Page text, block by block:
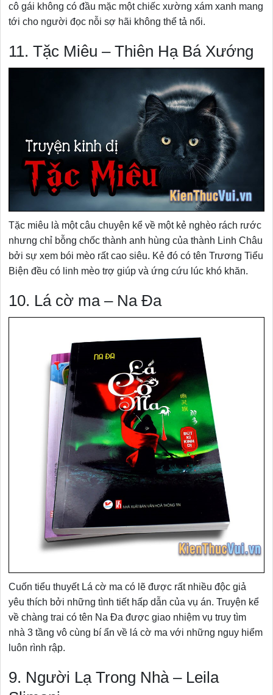
cô gái không có đầu mặc một chiếc xường xám xanh mang
tới cho người đọc nỗi sợ hãi không thể tả nổi.
11. Tặc Miêu – Thiên Hạ Bá Xướng
Tặc miêu là một câu chuyện kể về một kẻ nghèo rách rước
nhưng chỉ bỗng chốc thành anh hùng của thành Linh Châu
bởi sự xem bói mèo rất cao siêu. Kẻ đó có tên Trương Tiểu
Biện đều có linh mèo trợ giúp và ứng cứu lúc khó khăn.
10. Lá cờ ma – Na Đa
Cuốn tiểu thuyết Lá cờ ma có lẽ được rất nhiều độc giả
yêu thích bởi những tình tiết hấp dẫn của vụ án. Truyện kể
về chàng trai có tên Na Đa được giao nhiệm vụ truy tìm
nhà 3 tầng vô cùng bí ẩn về lá cờ ma với những nguy hiểm
luôn rình rập.
9. Người Lạ Trong Nhà – Leila